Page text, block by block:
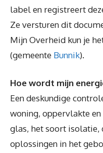
label en registreert
Ze versturen dit
Mijn Overheid kun je
(gemeente Bunnik).
Hoe wordt mijn
Een deskundige
woning, oppervlakte
glas, het soort isolatie,
oplossingen in het